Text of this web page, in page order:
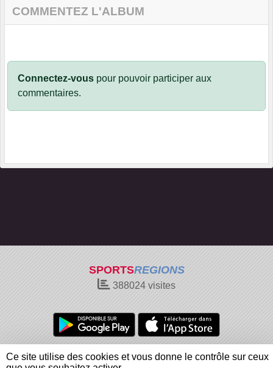
COMMENTEZ L'ALBUM
Connectez-vous pour pouvoir participer aux
commentaires.
SPORTSREGIONS
388024 visites
Charte cookies
Gestion des cookies
Ce site utilise des cookies et vous donne le contrôle sur ceux